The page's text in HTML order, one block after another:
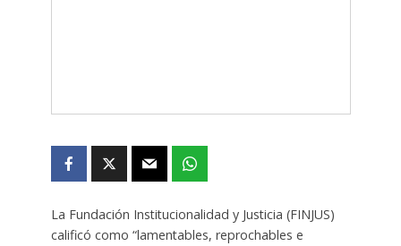
La Fundación Institucionalidad y Justicia (FINJUS)
calificó como “lamentables, reprochables e